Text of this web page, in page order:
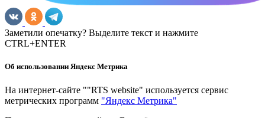
Заметили опечатку? Выделите текст и нажмите
CTRL+ENTER
Об использовании Яндекс Метрика
На интернет-сайте ""RTS website" используется сервис
метрических программ "Яндекс Метрика"